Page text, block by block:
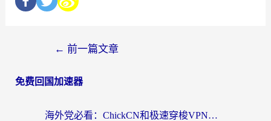
← 前一篇文章
免费回国加速器
海外党必看：ChickCN和极速穿梭VPN好用吗？3招教你选对回国加速器无缝刷国内资源